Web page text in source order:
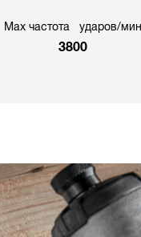
Max частота ударов/мин
3800